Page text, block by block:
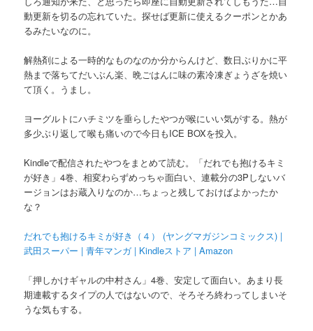
動更新を切るの忘れていた。探せば更新に使えるクーポンとかあ
るみたいなのに。
解熱剤による一時的なものなのか分からんけど、数日ぶりかに平
熱まで落ちてだいぶん楽、晩ごはんに味の素冷凍ぎょうざを焼い
て頂く。うまし。
ヨーグルトにハチミツを垂らしたやつが喉にいい気がする。熱が
多少ぶり返して喉も痛いので今日もICE BOXを投入。
Kindleで配信されたやつをまとめて読む。「だれでも抱けるキミ
が好き」4巻、相変わらずめっちゃ面白い、連載分の3Pしないバ
ージョンはお蔵入りなのか…ちょっと残しておけばよかったか
な？
だれでも抱けるキミが好き（４） (ヤングマガジンコミックス) |
武田スーパー | 青年マンガ | Kindleストア | Amazon
「押しかけギャルの中村さん」4巻、安定して面白い。あまり長
期連載するタイプの人ではないので、そろそろ終わってしまいそ
うな気もする。